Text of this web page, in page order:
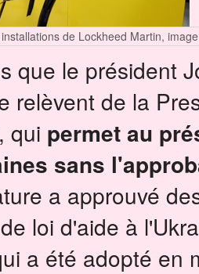
de Lockheed Martin,
que le président
relèvent de la
qui permet au
sans
a approuvé
loi d'aide à
a été adopté en